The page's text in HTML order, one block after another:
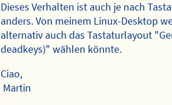
Dieses Verhalten ist auch je nach
anders. Von meinem Linux-Desktop
alternativ auch das Tastaturlayout
deadkeys)" wählen könnte.
Ciao,
Martin